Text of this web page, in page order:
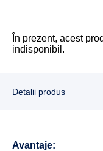
În prezent, acest
indisponibil.
Detalii produs
Avantaje: